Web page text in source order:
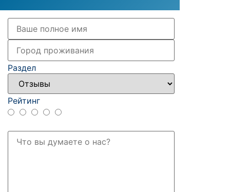
Раздел
Рейтинг